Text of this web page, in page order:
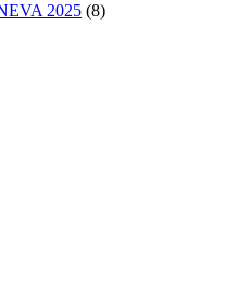
2025 (8)